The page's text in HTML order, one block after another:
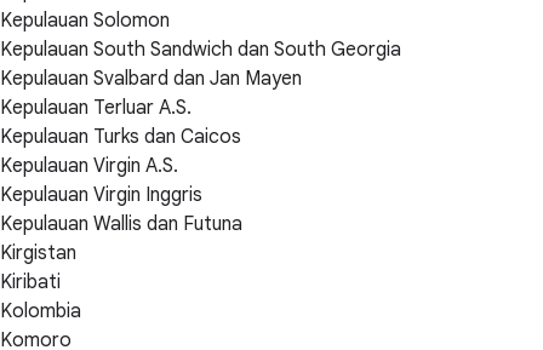
Kepulauan Solomon
Kepulauan South Sandwich dan South Georgia
Kepulauan Svalbard dan Jan Mayen
Kepulauan Terluar A.S.
Kepulauan Turks dan Caicos
Kepulauan Virgin A.S.
Kepulauan Virgin Inggris
Kepulauan Wallis dan Futuna
Kirgistan
Kiribati
Kolombia
Komoro